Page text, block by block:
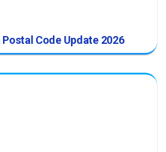
Code Update 2026